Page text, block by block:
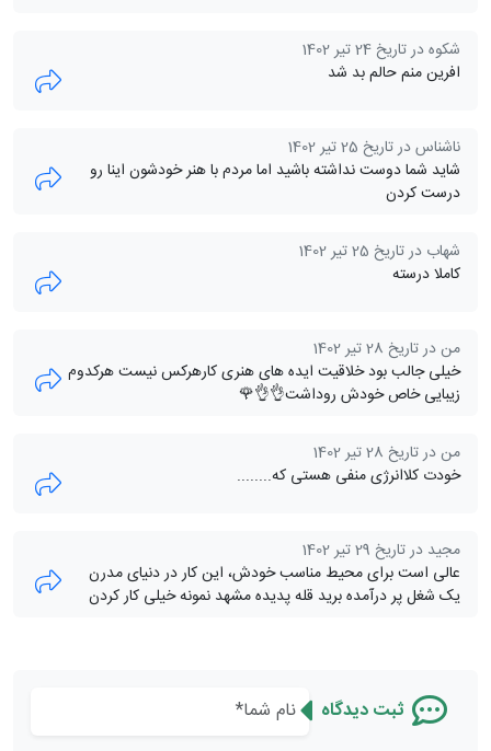
شکوه در تاریخ 24 تیر 1402
افرین منم حالم بد شد
ناشناس در تاریخ 25 تیر 1402
شاید شما دوست نداشته باشید اما مردم با هنر خودشون اینا رو
درست کردن
شهاب در تاریخ 25 تیر 1402
کاملا درسته
من در تاریخ 28 تیر 1402
خیلی جالب بود خلاقیت ایده های هنری کارهرکس نیست هرکدوم
زیبایی خاص خودش روداشت👌👌🌹
من در تاریخ 28 تیر 1402
خودت کلاانرژی منفی هستی که........
مجید در تاریخ 29 تیر 1402
عالی است برای محیط مناسب خودش، این کار در دنیای مدرن
یک شغل پر درآمده برید قله پدیده مشهد نمونه خیلی کار کردن
ثبت دیدگاه